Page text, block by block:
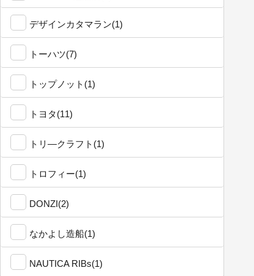
デザインカタマラン(1)
トーハツ(7)
トップノット(1)
トヨタ(11)
トリ―クラフト(1)
トロフィー(1)
DONZI(2)
なかよし造船(1)
NAUTICA RIBs(1)